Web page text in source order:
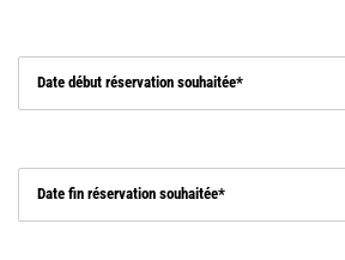
Date début réservation souhaitée
Date fin réservation souhaitée